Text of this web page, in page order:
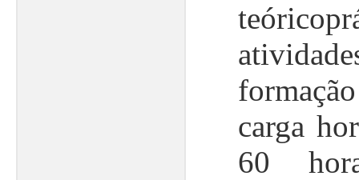
carga
60